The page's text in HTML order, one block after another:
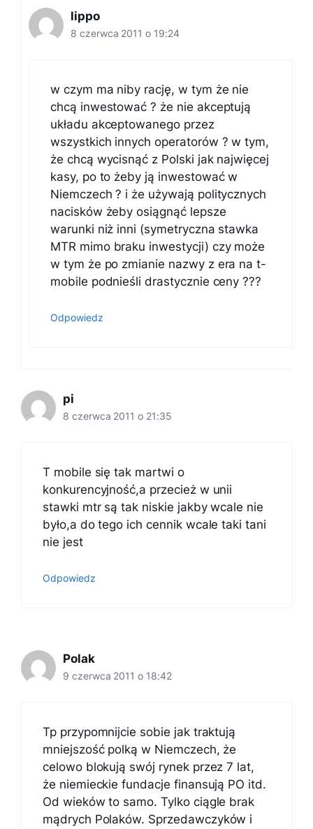
lippo
8 czerwca 2011 o 19:24
w czym ma niby rację, w tym że nie
chcą inwestować ? że nie akceptują
układu akceptowanego przez
wszystkich innych operatorów ? w tym,
że chcą wycisnąć z Polski jak najwięcej
kasy, po to żeby ją inwestować w
Niemczech ? i że używają politycznych
nacisków żeby osiągnąć lepsze
warunki niż inni (symetryczna stawka
MTR mimo braku inwestycji) czy może
w tym że po zmianie nazwy z era na t-
mobile podnieśli drastycznie ceny ???
Odpowiedz
pi
8 czerwca 2011 o 21:35
T mobile się tak martwi o
konkurencyjność,a przecież w unii
stawki mtr są tak niskie jakby wcale nie
było,a do tego ich cennik wcale taki tani
nie jest
Odpowiedz
Polak
9 czerwca 2011 o 18:42
Tp przypomnijcie sobie jak traktują
mniejszość polką w Niemczech, że
celowo blokują swój rynek przez 7 lat,
że niemieckie fundacje finansują PO itd.
Od wieków to samo. Tylko ciągle brak
mądrych Polaków. Sprzedawczyków i